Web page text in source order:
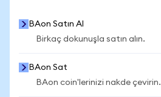
BAon Satın Al
Birkaç dokunuşla satın alın.
BAon Sat
BAon coin'lerinizi nakde çevirin.